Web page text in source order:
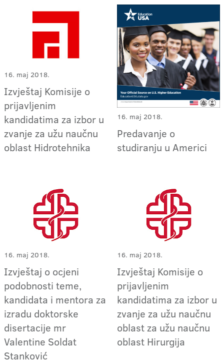
16. maj 2018.
Izvještaj Komisije o
prijavljenim
kandidatima za izbor u
zvanje za užu naučnu
oblast Hidrotehnika
16. maj 2018.
Predavanje o
studiranju u Americi
16. maj 2018.
Izvještaj o ocjeni
podobnosti teme,
kandidata i mentora za
izradu doktorske
disertacije mr
Valentine Soldat
Stanković
16. maj 2018.
Izvještaj Komisije o
prijavljenim
kandidatima za izbor u
zvanje za užu naučnu
oblast za užu naučnu
oblast Hirurgija